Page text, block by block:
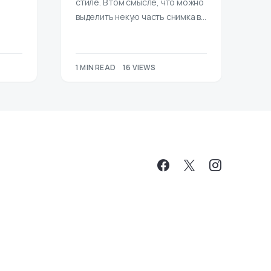
выделить некую часть снимка в…
1 MIN READ 16 VIEWS